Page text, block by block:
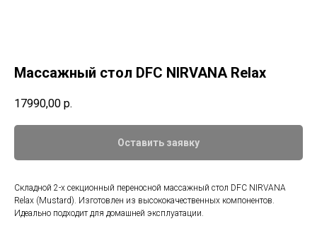
Массажный стол DFC NIRVANA Relax
17990,00 р.
Оставить заявку
Складной 2-х секционный переносной массажный стол DFC NIRVANA
Relax (Mustard). Изготовлен из высококачественных компонентов.
Идеально подходит для домашней эксплуатации.